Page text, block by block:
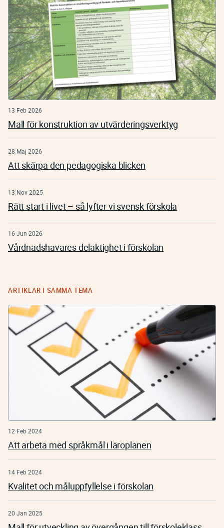
13 Feb 2026
Mall för konstruktion av utvärderingsverktyg
28 Maj 2026
Att skärpa den pedagogiska blicken
13 Nov 2025
Rätt start i livet – så lyfter vi svensk förskola
16 Jun 2026
Vårdnadshavares delaktighet i förskolan
ARTIKLAR I SAMMA TEMA
12 Feb 2024
Att arbeta med språkmål i läroplanen
14 Feb 2024
Kvalitet och måluppfyllelse i förskolan
20 Jan 2025